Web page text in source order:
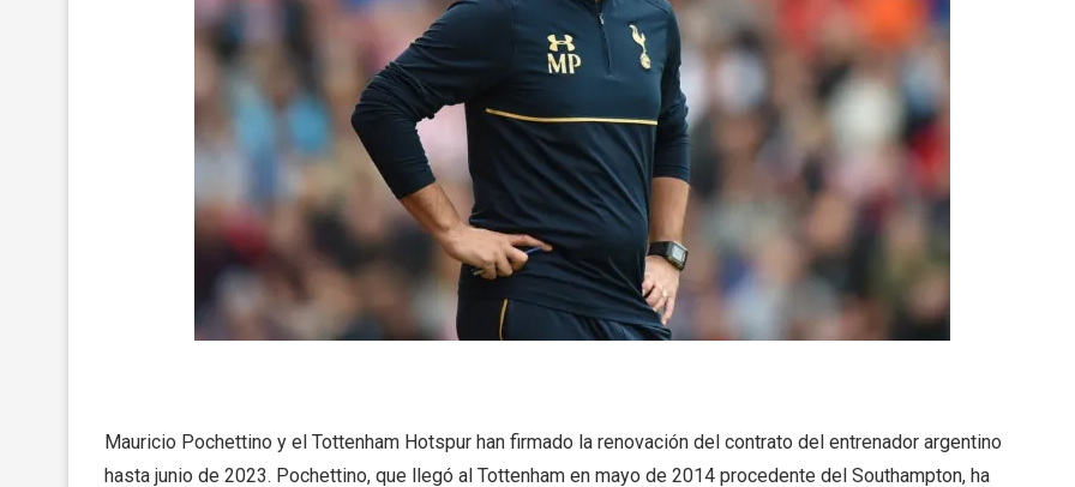
Mauricio Pochettino y el Tottenham Hotspur han firmado la renovación del contrato del entrenador argentino
hasta junio de 2023. Pochettino, que llegó al Tottenham en mayo de 2014 procedente del Southampton, ha